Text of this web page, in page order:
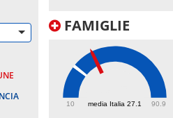
FAMIGLIE
media Italia 27.1
10 90.9